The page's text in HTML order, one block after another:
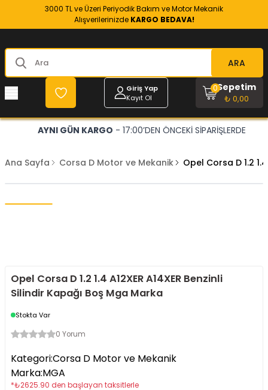
3000 TL ve Üzeri Periyodik Bakım ve Motor Mekanik
Alışverilerinizde KARGO BEDAVA!
ARA
Giriş Yap
Kayıt Ol
Sepetim
₺ 0,00
0
AYNI GÜN KARGO - 17:00’DEN ÖNCEKİ SİPARİŞLERDE
Ana Sayfa Corsa D Motor ve Mekanik Opel Corsa D 1.2
Opel Corsa D 1.2 1.4 A12XER A14XER Benzinli
Silindir Kapağı Boş Mga Marka
Stokta Var
0 Yorum
Kategori:Corsa D Motor ve Mekanik
Marka:MGA
*₺2625.90 den başlayan taksitlerle